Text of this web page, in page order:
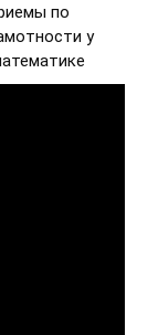
по
у